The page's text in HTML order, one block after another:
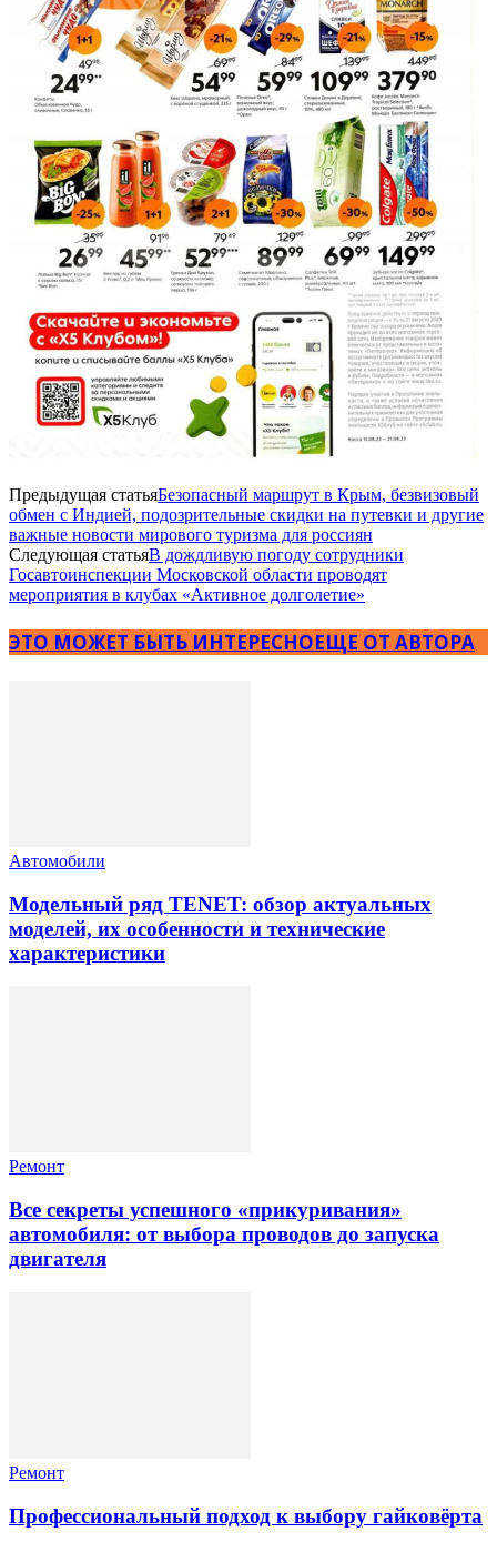
Предыдущая статьяБезопасный маршрут в Крым, безвизовый
обмен с Индией, подозрительные скидки на путевки и другие
важные новости мирового туризма для россиян
Следующая статьяВ дождливую погоду сотрудники
Госавтоинспекции Московской области проводят
мероприятия в клубах «Активное долголетие»
ЭТО МОЖЕТ БЫТЬ ИНТЕРЕСНОЕЩЕ ОТ АВТОРА
Автомобили
Модельный ряд TENET: обзор актуальных
моделей, их особенности и технические
характеристики
Ремонт
Все секреты успешного «прикуривания»
автомобиля: от выбора проводов до запуска
двигателя
Ремонт
Профессиональный подход к выбору гайковёрта